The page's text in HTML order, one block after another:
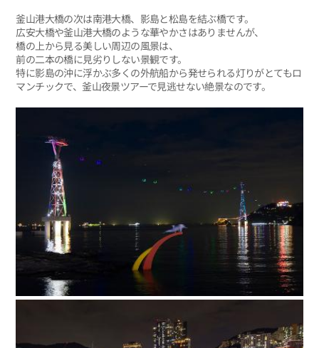
釜山港大橋の次は南港大橋、影島と松島を結ぶ橋です。
広安大橋や釜山港大橋のような華やかさはありませんが、
橋の上から見る美しい周辺の風景は、
前の二本の橋に見劣りしない景観です。
特に影島の沖に浮かぶ多くの外航船から発せられる灯りがとてもロ
マンチックで、釜山夜景ツアーで見逃せない絶景なのです。